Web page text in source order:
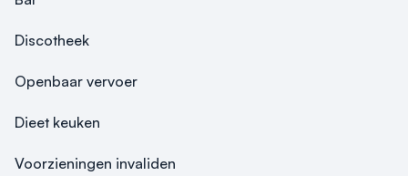
Discotheek
Openbaar vervoer
Dieet keuken
Voorzieningen invaliden